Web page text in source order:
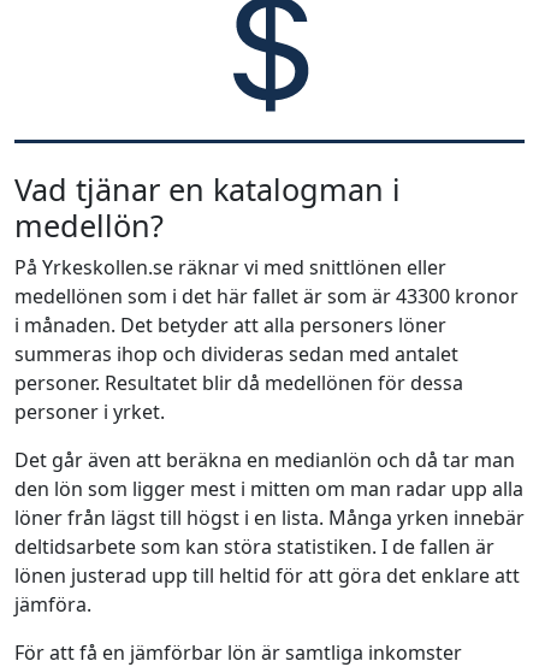
Vad tjänar en katalogman i
medellön?
På Yrkeskollen.se räknar vi med snittlönen eller
medellönen som i det här fallet är som är 43300 kronor
i månaden. Det betyder att alla personers löner
summeras ihop och divideras sedan med antalet
personer. Resultatet blir då medellönen för dessa
personer i yrket.
Det går även att beräkna en medianlön och då tar man
den lön som ligger mest i mitten om man radar upp alla
löner från lägst till högst i en lista. Många yrken innebär
deltidsarbete som kan störa statistiken. I de fallen är
lönen justerad upp till heltid för att göra det enklare att
jämföra.
För att få en jämförbar lön är samtliga inkomster